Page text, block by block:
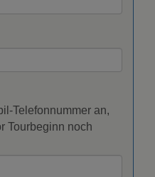
Telefonnummer an,
Tourbeginn noch